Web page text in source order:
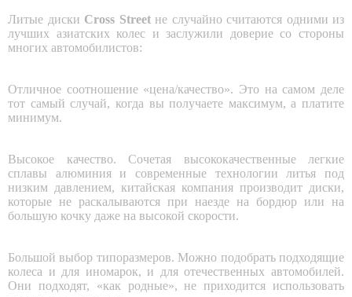
Литые диски Cross Streetне случайно считаются одними из
лучших азиатских колес и заслужили доверие со стороны
многих автомобилистов:
Отличное соотношение «цена/качество». Это на самом деле
тот самый случай, когда вы получаете максимум, а платите
минимум.
Высокое качество. Сочетая высококачественные легкие
сплавы алюминия и современные технологии литья под
низким давлением, китайская компания производит диски,
которые не раскалываются при наезде на бордюр или на
большую кочку даже на высокой скорости.
Большой выбор типоразмеров. Можно подобрать подходящие
колеса и для иномарок, и для отечественных автомобилей.
Они подходят, «как родные», не приходится использовать